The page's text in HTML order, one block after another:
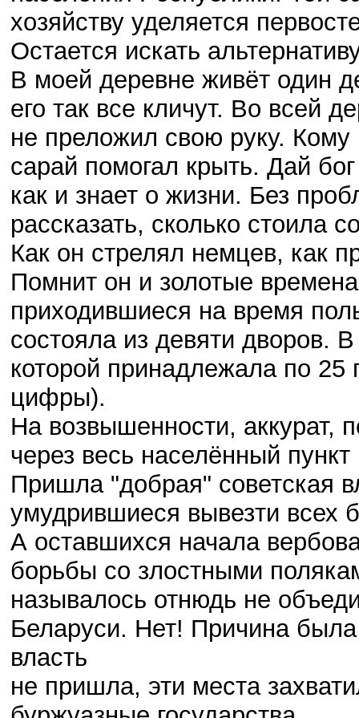
хозяйству уделяется
Остается искать
В моей деревне живёт один
его так все кличут. Во всей
не преложил свою руку.
сарай помогал крыть. Дай
как и знает о жизни. Без
рассказать, сколько стоила
Как он стрелял немцев, как
Помнит он и золотые
приходившиеся на время
состояла из девяти дворов.
которой принадлежала по 25
цифры).
На возвышенности, аккурат,
через весь населённый
Пришла "добрая" советская
умудрившиеся вывезти всех
А оставшихся начала
борьбы со злостными
называлось отнюдь не
Беларуси. Нет! Причина
власть
не пришла, эти места